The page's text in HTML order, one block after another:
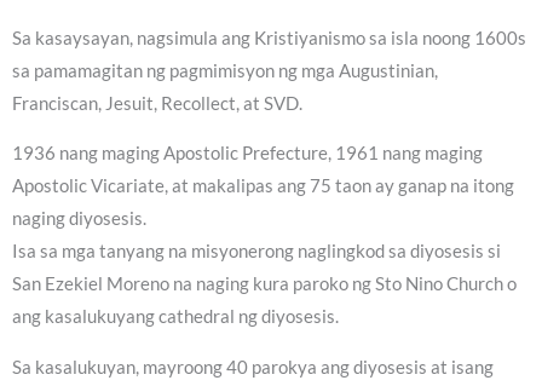
Sa kasaysayan, nagsimula ang Kristiyanismo sa isla noong 1600s
sa pamamagitan ng pagmimisyon ng mga Augustinian,
Franciscan, Jesuit, Recollect, at SVD.
1936 nang maging Apostolic Prefecture, 1961 nang maging
Apostolic Vicariate, at makalipas ang 75 taon ay ganap na itong
naging diyosesis.
Isa sa mga tanyang na misyonerong naglingkod sa diyosesis si
San Ezekiel Moreno na naging kura paroko ng Sto Nino Church o
ang kasalukuyang cathedral ng diyosesis.
Sa kasalukuyan, mayroong 40 parokya ang diyosesis at isang